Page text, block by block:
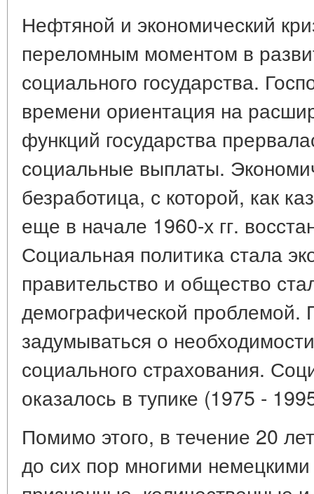
Нефтяной и экономический
переломным моментом в
социального государства.
времени ориентация на
функций государства
социальные выплаты.
безработица, с которой, как
еще в начале 1960-х гг.
Социальная политика стала
правительство и общество
демографической проблемой.
задумываться о
социального страхования.
оказалось в тупике (1975 -
Помимо этого, в течение 20
до сих пор многими